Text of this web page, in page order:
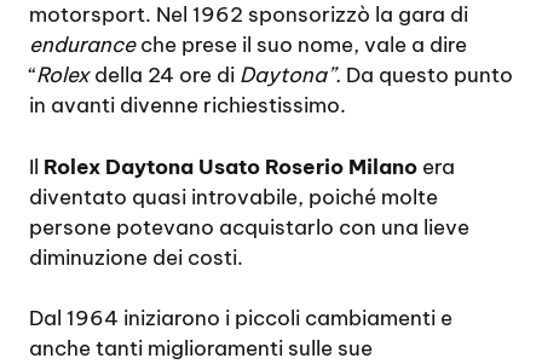
motorsport. Nel 1962 sponsorizzò la gara di
enduranceche prese il suo nome, vale a dire
“Rolexdella 24 ore di Daytona”. Da questo punto
in avanti divenne richiestissimo.
Il Rolex Daytona Usato Roserio Milano era
diventato quasi introvabile, poiché molte
persone potevano acquistarlo con una lieve
diminuzione dei costi.
Dal 1964 iniziarono i piccoli cambiamenti e
anche tanti miglioramenti sulle sue